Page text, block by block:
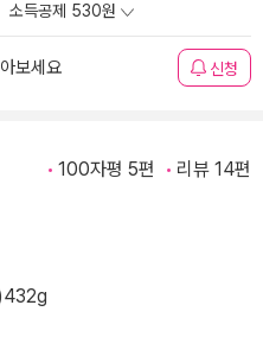
소득공제 530원
보세요 신청
100자평 5편 리뷰 14편
432g